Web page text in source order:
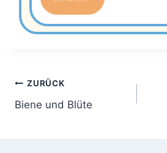
ZURÜCK
Biene und Blüte